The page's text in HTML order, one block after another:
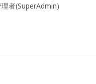
者(SuperAdmin)